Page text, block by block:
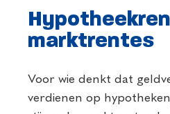
marktrentes
Voor wie denkt dat
verdienen op